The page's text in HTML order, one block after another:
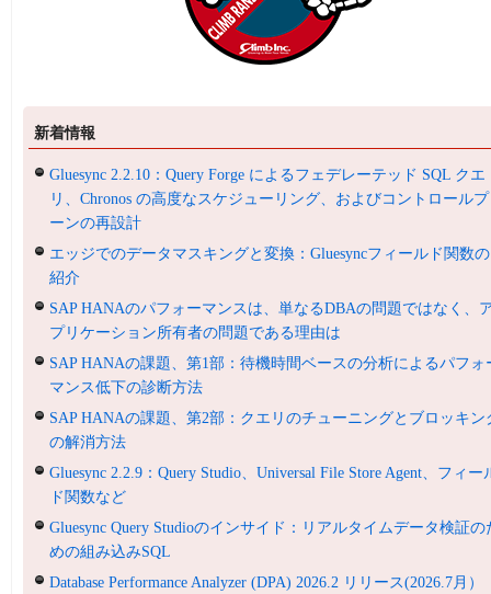
新着情報
Gluesync 2.2.10：Query Forge によるフェデレーテッド SQL クエ
リ、Chronos の高度なスケジューリング、およびコントロール
ーンの再設計
エッジでのデータマスキングと変換：Gluesyncフィールド関数の
紹介
SAP HANAのパフォーマンスは、単なるDBAの問題ではなく、
プリケーション所有者の問題である理由は
SAP HANAの課題、第1部：待機時間ベースの分析によるパフォ
マンス低下の診断方法
SAP HANAの課題、第2部：クエリのチューニングとブロッキン
の解消方法
Gluesync 2.2.9：Query Studio、Universal File Store Agent、フィー
ド関数など
Gluesync Query Studioのインサイド：リアルタイムデータ検証の
めの組み込みSQL
Database Performance Analyzer (DPA) 2026.2 リリース(2026.7月）